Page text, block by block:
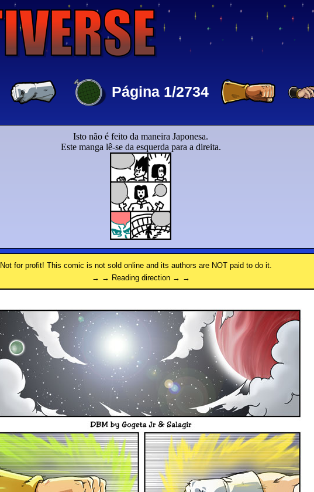
Página 1/2734
Isto não é feito da maneira Japonesa.
Este manga lê-se da esquerda para a direita.
Not for profit! This comic is not sold online and its authors are NOT paid to do it.
→ → Reading direction → →